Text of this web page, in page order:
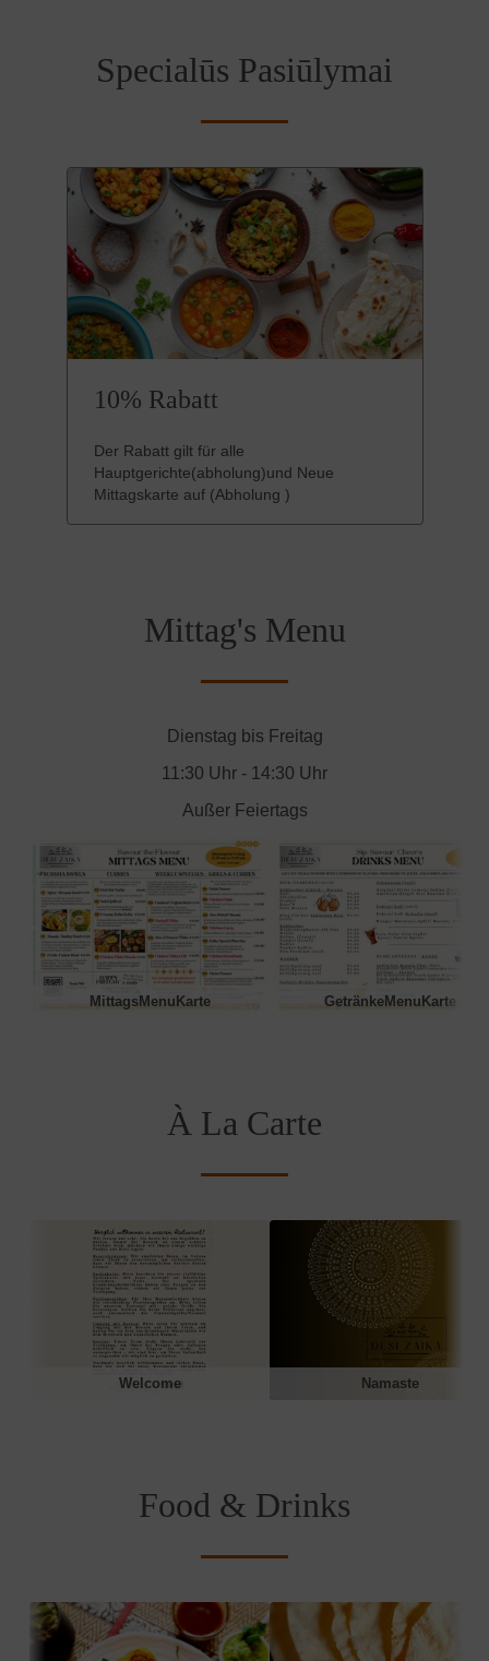
Specialūs Pasiūlymai
10% Rabatt
Der Rabatt gilt für alle
Hauptgerichte(abholung)und Neue
Mittagskarte auf (Abholung )
Mittag's Menu
Dienstag bis Freitag
11:30 Uhr - 14:30 Uhr
Außer Feiertags
MittagsMenuKarte GetränkeMenuKarte
À La Carte
Welcome Namaste
Food & Drinks